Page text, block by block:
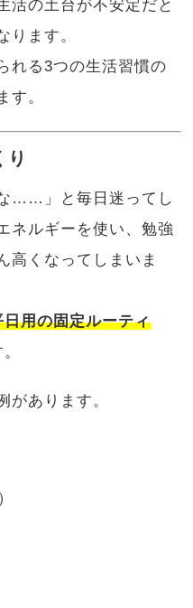
活の土台が不安定だと
ります。
れる3つの生活習慣の
す。
り
……」と毎日迷ってし
ネルギーを使い、勉強
高くなってしまいま
日用の固定ルーティ
があります。